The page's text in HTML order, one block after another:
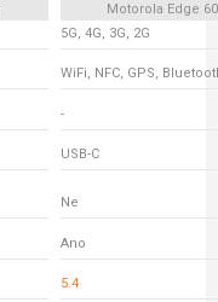
Motorola Edge
5G, 4G, 3G, 2G
WiFi, NFC, GPS,
-
USB-C
Ne
Ano
5.4